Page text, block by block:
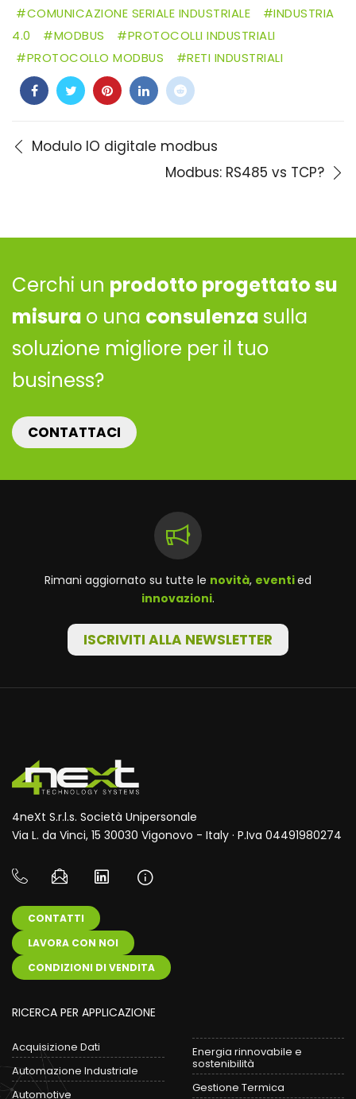
COMUNICAZIONE SERIALE INDUSTRIALE
INDUSTRIA
4.0
MODBUS
PROTOCOLLI INDUSTRIALI
PROTOCOLLO MODBUS
RETI INDUSTRIALI
Modulo IO digitale modbus
Modbus: RS485 vs TCP?
Cerchi un prodotto progettato su
misura o una consulenza sulla
soluzione migliore per il tuo
business?
CONTATTACI
Rimani aggiornato su tutte le novità, eventied
innovazioni.
ISCRIVITI ALLA NEWSLETTER
4neXt S.r.l.s. Società Unipersonale
Via L. da Vinci, 15 30030 Vigonovo - Italy · P.Iva 04491980274
CONTATTI
LAVORA CON NOI
CONDIZIONI DI VENDITA
RICERCA PER APPLICAZIONE
Acquisizione Dati
Automazione Industriale
Automotive
Energia rinnovabile e
sostenibilità
Gestione Termica